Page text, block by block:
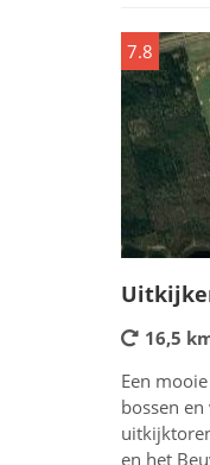
7.8
16,5
Een
bossen
en het